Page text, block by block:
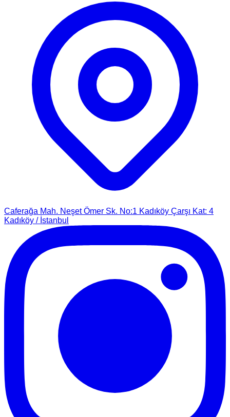
Caferağa Mah. Neşet Ömer Sk. No:1 Kadıköy Çarşı Kat: 4
Kadıköy / İstanbul